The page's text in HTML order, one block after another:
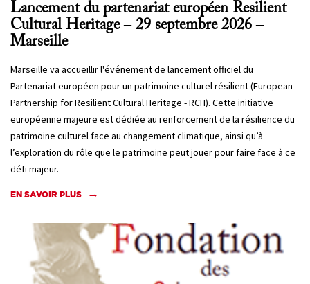
Lancement du partenariat européen Resilient
Cultural Heritage – 29 septembre 2026 –
Marseille
Marseille va accueillir l'événement de lancement officiel du
Partenariat européen pour un patrimoine culturel résilient (European
Partnership for Resilient Cultural Heritage - RCH). Cette initiative
européenne majeure est dédiée au renforcement de la résilience du
patrimoine culturel face au changement climatique, ainsi qu’à
l’exploration du rôle que le patrimoine peut jouer pour faire face à ce
défi majeur.
EN SAVOIR PLUS